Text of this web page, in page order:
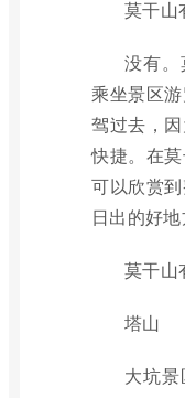
莫干山
没有
乘坐景区
驾过去，
快捷。在
可以欣赏
日出的好地
莫干山
塔山
大坑